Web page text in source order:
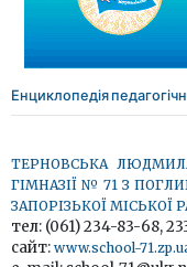
Енциклопедія
ТЕРНОВСЬКА
ГІМНАЗІЇ № 71 З
ЗАПОРІЗЬКОЇ МІСЬКОЇ
тел: (061) 234-83-68,
сайт: www.school-